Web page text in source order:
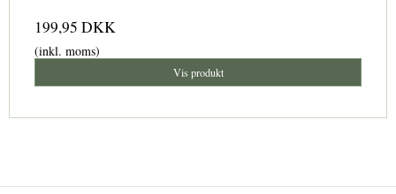
199,95 DKK
(inkl. moms)
Vis produkt